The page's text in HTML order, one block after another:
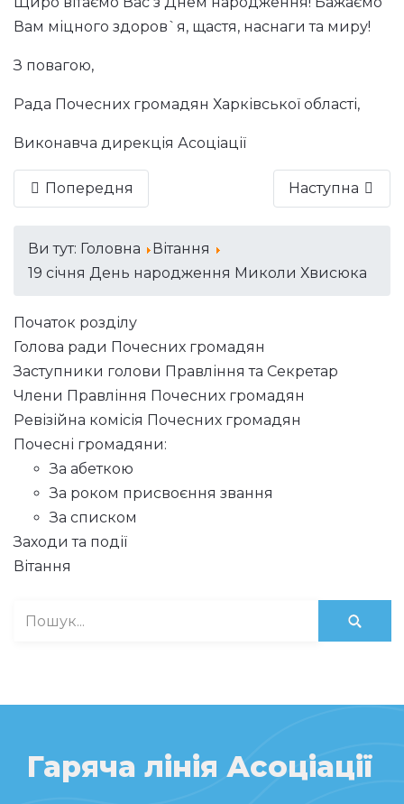
Вам міцного здоров`я, щастя, наснаги та миру!
З повагою,
Рада Почесних громадян Харківської області,
Виконавча дирекція Асоціації
Попередня Наступна
Ви тут: Головна
Вітання
19 січня День народження Миколи Хвисюка
Початок розділу
Голова ради Почесних громадян
Заступники голови Правління та Секретар
Члени Правління Почесних громадян
Ревізійна комісія Почесних громадян
Почесні громадяни:
За абеткою
За роком присвоєння звання
За списком
Заходи та події
Вітання
Гаряча лінія Асоціації